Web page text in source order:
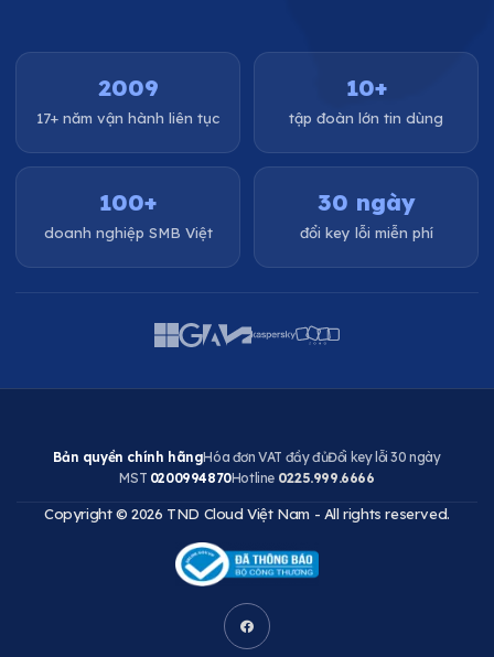
2009
17+ năm vận hành liên tục
10+
tập đoàn lớn tin dùng
100+
doanh nghiệp SMB Việt
30 ngày
đổi key lỗi miễn phí
Bản quyền chính hãngHóa đơn VAT đầy đủĐổi key lỗi 30 ngày
MST 0200994870Hotline 0225.999.6666
Copyright © 2026 TND Cloud Việt Nam - All rights reserved.